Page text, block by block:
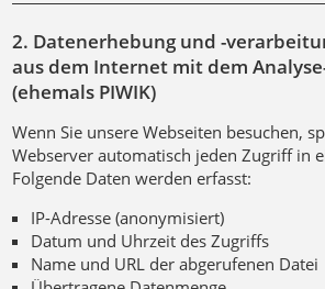
2. Datenerhebung und -
aus dem Internet mit dem
(ehemals PIWIK)
Wenn Sie unsere Webseiten besuchen,
Webserver automatisch jeden Zugriff in
Folgende Daten werden erfasst:
IP-Adresse (anonymisiert)
Datum und Uhrzeit des Zugriffs
Name und URL der abgerufenen Datei